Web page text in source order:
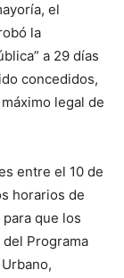
el
la
a 29 días
concedidos,
legal de
entre el 10 de
horarios de
que los
Programa